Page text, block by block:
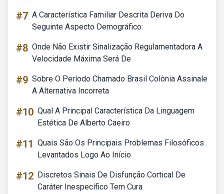
#7 A Característica Familiar Descrita Deriva Do
Seguinte Aspecto Demográfico:
#8 Onde Não Existir Sinalização Regulamentadora A
Velocidade Máxima Será De
#9 Sobre O Período Chamado Brasil Colônia Assinale
A Alternativa Incorreta
#10 Qual A Principal Característica Da Linguagem
Estética De Alberto Caeiro
#11 Quais São Os Principais Problemas Filosóficos
Levantados Logo Ao Início
#12 Discretos Sinais De Disfunção Cortical De
Caráter Inespecífico Tem Cura